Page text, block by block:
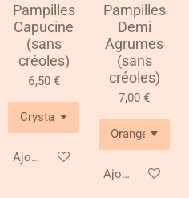
Pampilles
Capucine
(sans
créoles)
6,50 €
Ajouter au panier
Pampilles
Demi
Agrumes
(sans
créoles)
7,00 €
Ajouter au panier